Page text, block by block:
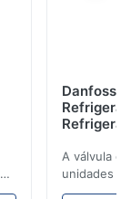
Danfoss
A válvula
unidades
regula com